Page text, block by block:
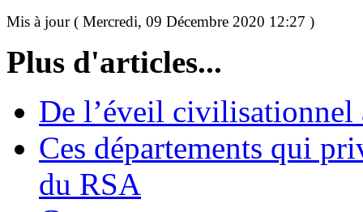
Mis à jour ( Mercredi, 09 Décembre 2020 12:27 )
Plus d'articles...
De l’éveil
Ces départements qui
du RSA